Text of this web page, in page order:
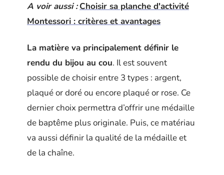
A voir aussi : Choisir sa planche d'activité
Montessori : critères et avantages
La matière va principalement définir le
rendu du bijou au cou. Il est souvent
possible de choisir entre 3 types : argent,
plaqué or doré ou encore plaqué or rose. Ce
dernier choix permettra d’offrir une médaille
de baptême plus originale. Puis, ce matériau
va aussi définir la qualité de la médaille et
de la chaîne.